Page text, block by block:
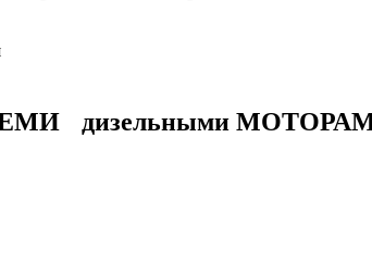
дизельными